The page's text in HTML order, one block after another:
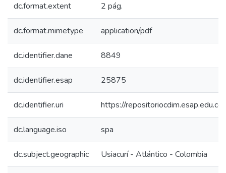
dc.format.extent 2 pág.
dc.format.mimetype application/pdf
dc.identifier.dane 8849
dc.identifier.esap 25875
dc.identifier.uri https://
dc.language.iso spa
dc.subject.geographic Usiacurí - Atlántico - Colombia